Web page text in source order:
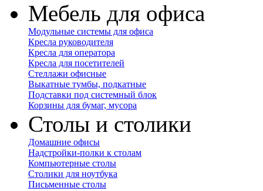
Мебель для офиса
Модульные системы для офиса
Кресла руководителя
Кресла для оператора
Кресла для посетителей
Стеллажи офисные
Выкатные тумбы, подкатные
Подставки под системный блок
Корзины для бумаг, мусора
Столы и столики
Домашние офисы
Надстройки-полки к столам
Компьютерные столы
Столики для ноутбука
Письменные столы